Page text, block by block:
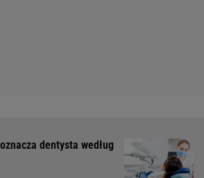
dentysta według